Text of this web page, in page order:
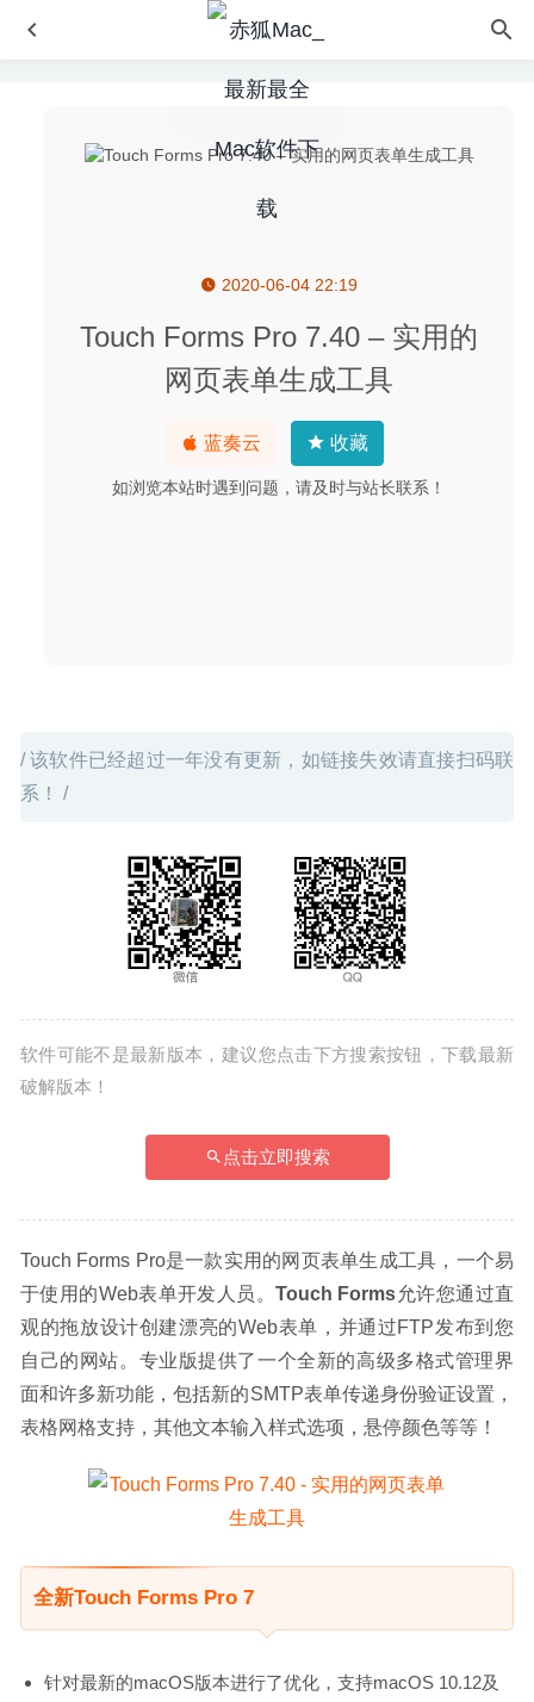
2020-06-04 22:19
Touch Forms Pro 7.40 – 实用的
网页表单生成工具
蓝奏云 收藏
如浏览本站时遇到问题，请及时与站长联系！
/ 该软件已经超过一年没有更新，如链接失效请直接扫码联
系！ /
软件可能不是最新版本，建议您点击下方搜索按钮，下载最新
破解版本！
点击立即搜索
Touch Forms Pro是一款实用的网页表单生成工具，一个易
于使用的Web表单开发人员。Touch Forms允许您通过直
观的拖放设计创建漂亮的Web表单，并通过FTP发布到您
自己的网站。专业版提供了一个全新的高级多格式管理界
面和许多新功能，包括新的SMTP表单传递身份验证设置，
表格网格支持，其他文本输入样式选项，悬停颜色等等！
全新Touch Forms Pro 7
针对最新的macOS版本进行了优化，支持macOS 10.12及
Retrobatch 1.4.2 – 非常强大的流程化图像批量处理工具
Posterino 3.7.2 for Mac- 简单易用的照片墙拼图软件 2020-
balenaEtcher 1.5.105 – U盘启动盘制作工具
Reveal 24 (12917) for Mac- 专业的iOS界面UI开发调试神
2020-03-15